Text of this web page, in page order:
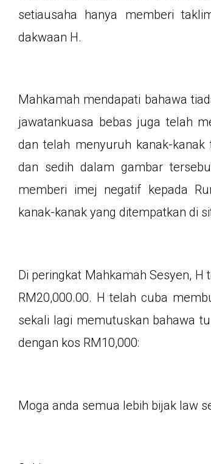
setiausaha hanya memberi
dakwaan H.
Mahkamah mendapati bahawa
jawatankuasa bebas juga telah
dan telah menyuruh kanak-
dan sedih dalam gambar
memberi imej negatif kepada
kanak-kanak yang ditempatkan di
Di peringkat Mahkamah Sesyen,
RM20,000.00. H telah cuba
sekali lagi memutuskan bahawa
dengan kos RM10,000:
Moga anda semua lebih bijak law